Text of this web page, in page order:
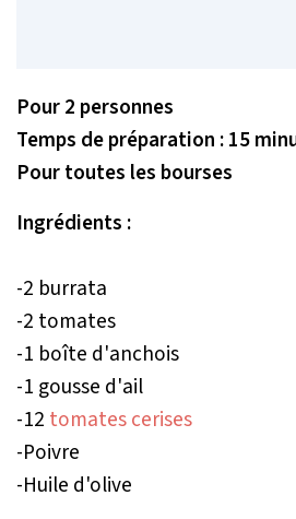
Pour 2 personnes
Temps de préparation : 15
Pour toutes les bourses
Ingrédients :
-2 burrata
-2 tomates
-1 boîte d'anchois
-1 gousse d'ail
-12 tomates cerises
-Poivre
-Huile d'olive